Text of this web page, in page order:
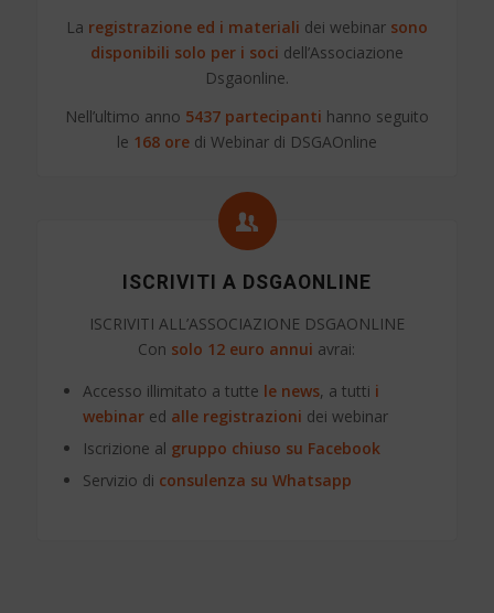
La registrazione ed i materiali dei webinar sono
disponibili solo per i soci dell’Associazione
Dsgaonline.
Nell’ultimo anno 5437 partecipanti hanno seguito
le 168 oredi Webinar di DSGAOnline
ISCRIVITI A DSGAONLINE
ISCRIVITI ALL’ASSOCIAZIONE DSGAONLINE
Con solo 12 euro annui avrai:
Accesso illimitato a tutte le news, a tutti i
webinar ed alle registrazioni dei webinar
Iscrizione al gruppo chiuso su Facebook
Servizio di consulenza su Whatsapp